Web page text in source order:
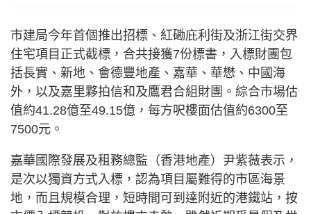
市建局今年首個推出招標、紅磡庇利街及浙江街交界
住宅項目正式截標，合共接獲7份標書，入標財團包
括長實、新地、會德豐地產、嘉華、華懋、中國海
外，以及嘉里夥拍信和及鷹君合組財團。綜合市場估
值約41.28億至49.15億，每方呎樓面估值約6300至
7500元。
嘉華國際發展及租務總監（香港地產）尹紫薇表示，
是次以獨資方式入標，認為項目屬難得的市區海景
地，而且規模合理，短時間可到達附近的港鐵站，按